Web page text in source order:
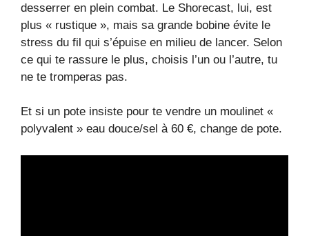
desserrer en plein combat. Le Shorecast, lui, est
plus « rustique », mais sa grande bobine évite le
stress du fil qui s’épuise en milieu de lancer. Selon
ce qui te rassure le plus, choisis l’un ou l’autre, tu
ne te tromperas pas.
Et si un pote insiste pour te vendre un moulinet «
polyvalent » eau douce/sel à 60 €, change de pote.